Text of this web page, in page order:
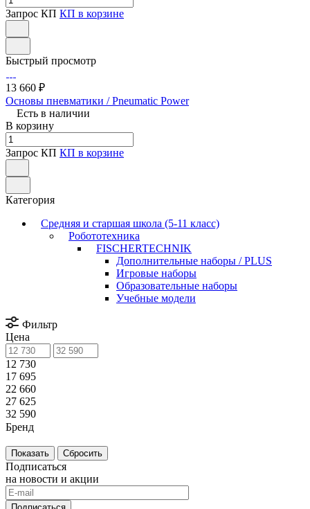
Запрос КП КП в корзине
Быстрый просмотр
13 660 ₽
Основы пневматики / Pneumatic Power
Есть в наличии
В корзину
Запрос КП КП в корзине
Категория
Средняя и старшая школа (5-11 класс)
Робототехника
FISCHERTECHNIK
Дополнительные наборы / PLUS
Игровые наборы
Образовательные наборы
Учебные модели
Фильтр
Цена
12 730
17 695
22 660
27 625
32 590
Бренд
Сбросить
Подписаться
на новости и акции